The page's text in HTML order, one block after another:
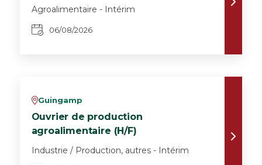
Agroalimentaire - Intérim
06/08/2026
vGuingamp
Ouvrier de production
agroalimentaire (H/F)
Industrie / Production, autres - Intérim